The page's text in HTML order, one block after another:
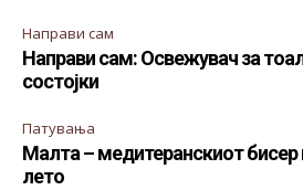
Направи сам
Направи сам: Освежувач за
состојки
Патувања
Малта – медитеранскиот бисер
лето